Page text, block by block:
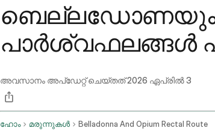
ബെല്ലഡോണയും
പാർശ്വഫലങ്ങൾ
അവസാനം അപ്ഡേറ്റ് ചെയ്തത്2026 ഏപ്രിൽ 3
ഹോം മരുന്നുകൾ Belladonna And Opium Rectal Route